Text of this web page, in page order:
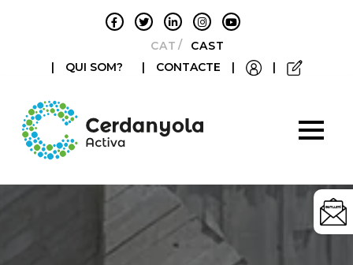
CATALÀCASTELLANO
|
QUI SOM? | CONTACTE | |